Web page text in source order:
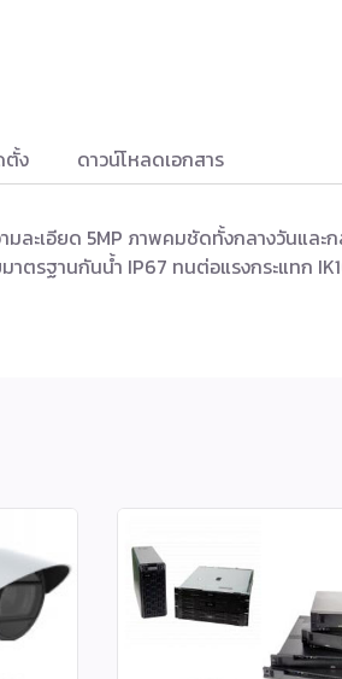
ตั้ง ดาวน์โหลดเอกสาร
มละเอียด 5MP ภาพคมชัดทั้งกลางวันแล
าตรฐานกันน้ำ IP67 ทนต่อแรงกระแทก